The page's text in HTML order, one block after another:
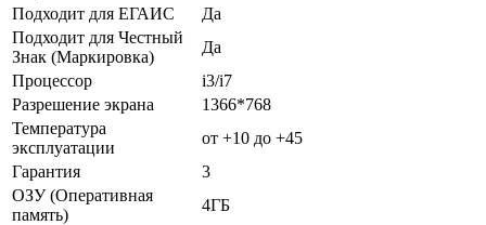
Подходит для ЕГАИС
Да
Подходит для Честный
Знак (Маркировка)
Да
Процессор
i3/i7
Разрешение экрана
1366*768
Температура
эксплуатации
от +10 до +45
Гарантия
3
ОЗУ (Оперативная
память)
4ГБ